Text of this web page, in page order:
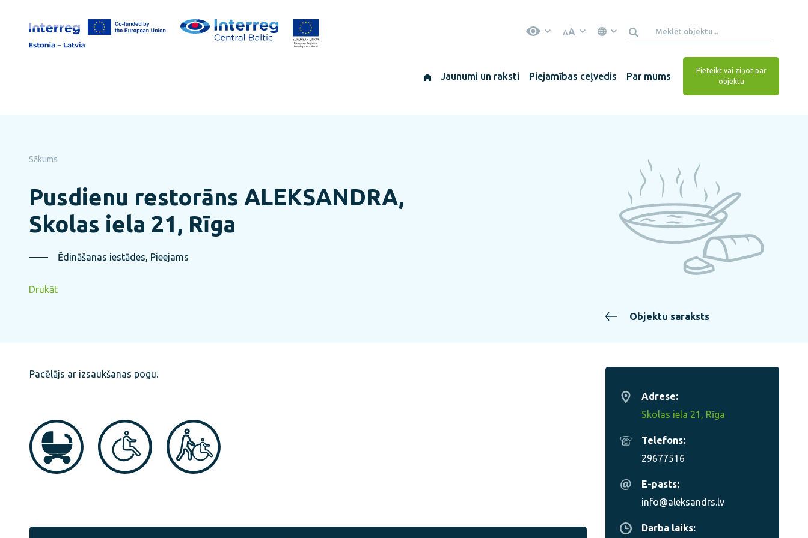
AA
Jaunumi un raksti Piejamības ceļvedis Par mums
Pieteikt vai ziņot par
objektu
Sākums
Pusdienu restorāns ALEKSANDRA,
Skolas iela 21, Rīga
Ēdināšanas iestādes, Pieejams
Drukāt
Objektu saraksts
Pacēlājs ar izsaukšanas pogu.
Adrese:
Skolas iela 21, Rīga
Telefons:
29677516
E-pasts:
info@aleksandrs.lv
Darba laiks: